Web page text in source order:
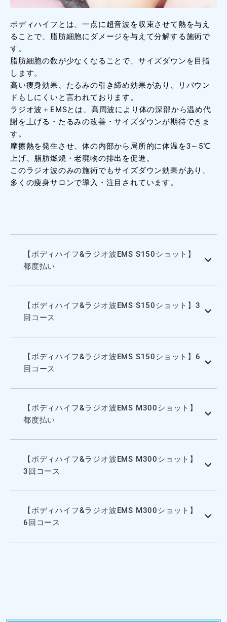
ボディハイフとは、一点に超音波を収束させて熱を与え
ることで、脂肪細胞にダメージを与えて分解する施術で
す。
脂肪細胞の数が少なくなることで、サイズダウンを目指
します。
高い痩身効果、たるみの引き締め効果があり、リバウン
ドもしにくいと言われております。
ラジオ波＋EMSとは、高周波により体の深部から温め代
謝を上げる・たるみの改善・サイズダウンが期待できま
す。
摩擦熱を発生させ、体の内部から局所的に体温を3～5℃
上げ、脂肪燃焼・老廃物の排出を促進。
このラジオ波のみの施術でもサイズダウン効果があり、
多くの痩身サロンで導入・注目されています。
【ボディハイフ&ラジオ波EMS S150ショット】
都度払い
【ボディハイフ&ラジオ波EMS S150ショット】3
回コース
【ボディハイフ&ラジオ波EMS S150ショット】6
回コース
【ボディハイフ&ラジオ波EMS M300ショット】
都度払い
【ボディハイフ&ラジオ波EMS M300ショット】
3回コース
【ボディハイフ&ラジオ波EMS M300ショット】
6回コース